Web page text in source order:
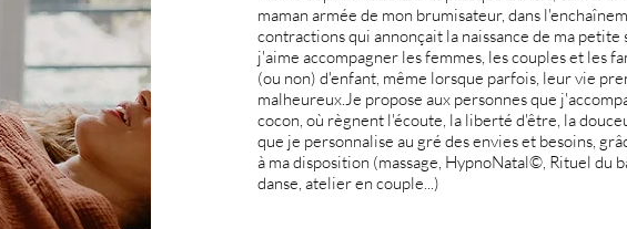
maman armée de mon brumisateur, dans
contractions qui annonçait la naissance de ma petite
j'aime accompagner les femmes, les couples et les
(ou non) d'enfant, même lorsque parfois, leur vie
malheureux. ​ Je propose aux personnes que
cocon, où règnent l'écoute, la liberté d'être, la
que je personnalise au gré des envies et besoins,
à ma disposition (massage, HypnoNatal©, Rituel du
danse, atelier en couple...)​​​​